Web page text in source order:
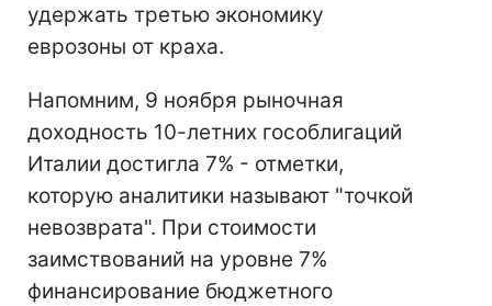
удержать третью экономику
еврозоны от краха.
Напомним, 9 ноября рыночная
доходность 10-летних гособлигаций
Италии достигла 7% - отметки,
которую аналитики называют "точкой
невозврата". При стоимости
заимствований на уровне 7%
финансирование бюджетного